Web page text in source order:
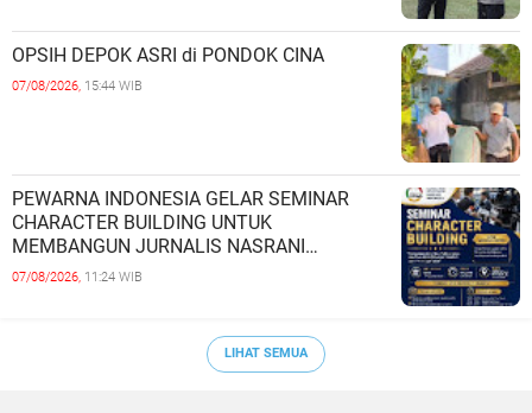
OPSIH DEPOK ASRI di PONDOK CINA
07/08/2026, 15:44 WIB
PEWARNA INDONESIA GELAR SEMINAR
CHARACTER BUILDING UNTUK
MEMBANGUN JURNALIS NASRANI
BERINTEGRITAS DAN BERDAMPAK*
07/08/2026, 11:24 WIB
LIHAT SEMUA